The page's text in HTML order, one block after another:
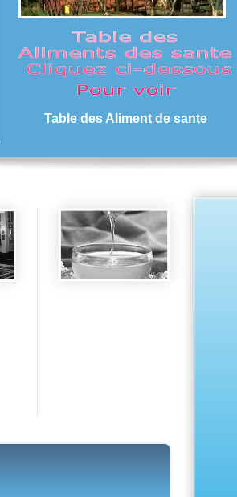
Table des Aliment de sante